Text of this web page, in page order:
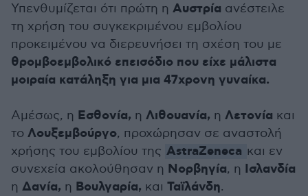
Υπενθυμίζεται ότι πρώτη η Αυστρία ανέστειλε
τη χρήση του συγκεκριμένου εμβολίου
προκειμένου να διερευνήσει τη σχέση του με
θρομβοεμβολικό επεισόδιο που είχε μάλιστα
μοιραία κατάληξη για μια 47χρονη γυναίκα.
Αμέσως, η Εσθονία, η Λιθουανία, η Λετονία και
το Λουξεμβούργο, προχώρησαν σε αναστολή
χρήσης του εμβολίου της AstraZeneca και εν
συνεχεία ακολούθησαν η Νορβηγία, η Ισλανδία
η Δανία, η Βουλγαρία, και Ταϊλάνδη.